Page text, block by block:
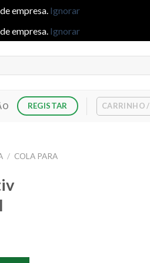
empresa. Ignorar
empresa. Ignorar
REGISTAR CARRINHO /
/ COLA PARA